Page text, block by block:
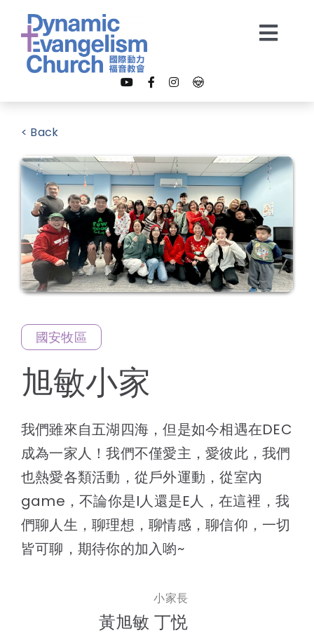
content
關於我們
教會事工
多媒體
奉獻
線上報名
< Back
國安牧區
旭敏小家
我們雖來自五湖四海，但是如今相遇在DEC
成為一家人！我們不僅愛主，愛彼此，我們
也熱愛各類活動，從戶外運動，從室內
game，不論你是I人還是E人，在這裡，我
們聊人生，聊理想，聊情感，聊信仰，一切
皆可聊，期待你的加入喲~
小家長
黃旭敏 丁悦